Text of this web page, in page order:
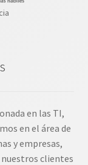
en las TI,
en el área de
y empresas,
clientes